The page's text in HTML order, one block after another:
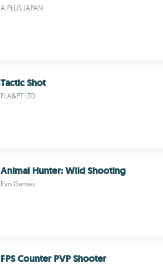
A PLUS JAPAN
Tactic Shot
FLA&PT LTD
Animal Hunter: Wild Shooting
Evo Games
FPS Counter PVP Shooter